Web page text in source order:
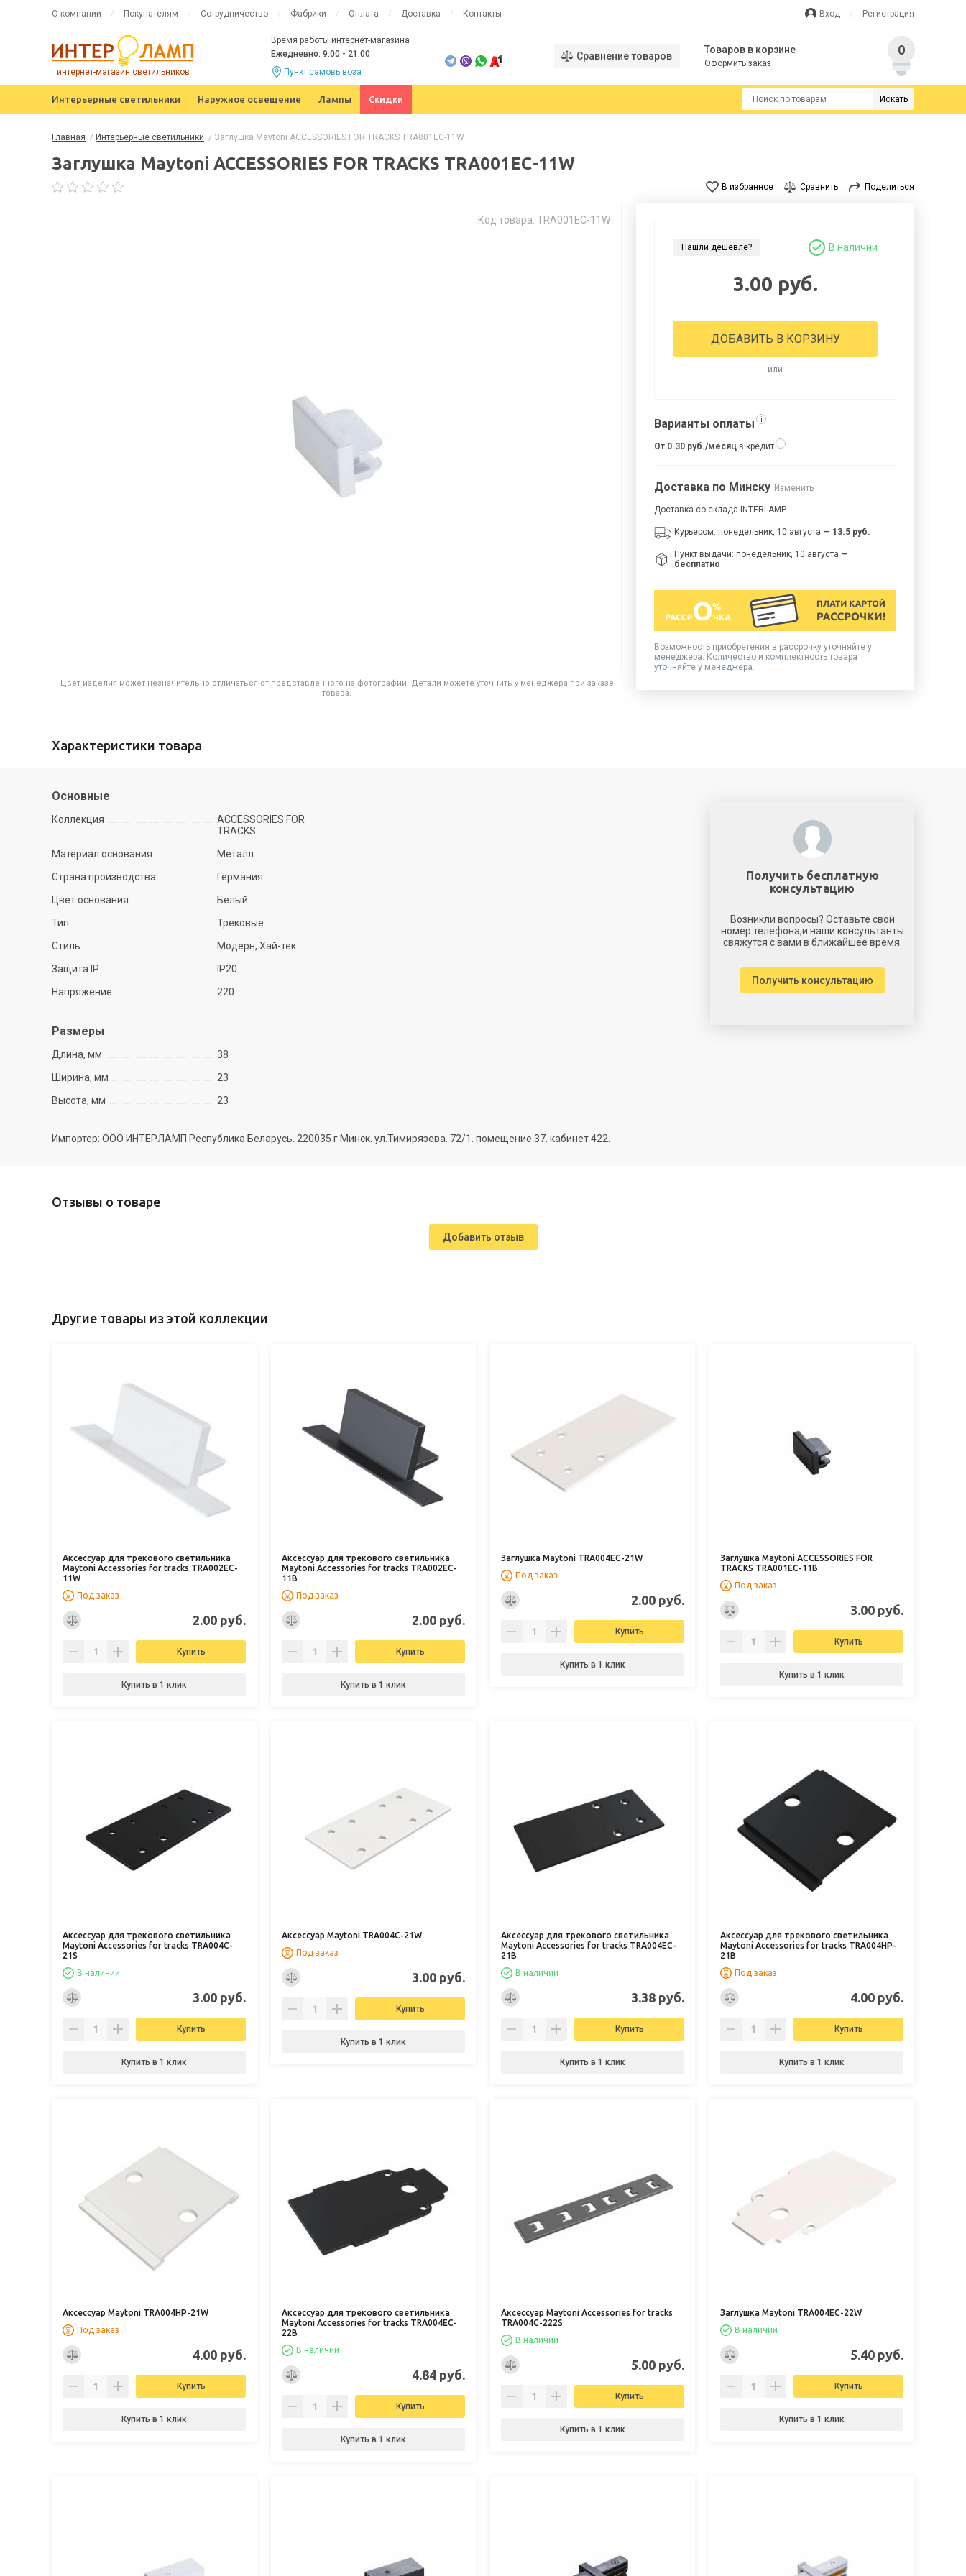
О компании Покупателям Сотрудничество Фабрики Оплата Доставка Контакты Вход Регистрация
интернет-магазин светильников
Время работы интернет-магазина
Ежедневно: 9:00 - 21:00
Пункт самовывоза
Сравнение товаров
Товаров в корзине
Оформить заказ
0
Интерьерные светильники Наружное освещение Лампы Скидки Искать
Главная / Интерьерные светильники / Заглушка Maytoni ACCESSORIES FOR TRACKS TRA001EC-11W
Заглушка Maytoni ACCESSORIES FOR TRACKS TRA001EC-11W
В избранное Сравнить Поделиться
Код товара: TRA001EC-11W
Цвет изделия может незначительно отличаться от представленного на фотографии. Детали можете уточнить у менеджера при заказе
товара.
Нашли дешевле? В наличии
3.00 руб.
ДОБАВИТЬ В КОРЗИНУ
— или —
Варианты оплаты i
От 0.30 руб./месяц в кредит i
Доставка по Минску Изменить
Доставка со склада INTERLAMP
Курьером: понедельник, 10 августа — 13.5 руб.
Пункт выдачи: понедельник, 10 августа —
бесплатно
Возможность приобретения в рассрочку уточняйте у
менеджера. Количество и комплектность товара
уточняйте у менеджера.
Характеристики товара
Основные
Коллекция
ACCESSORIES FOR
TRACKS
Материал основания
Металл
Страна производства
Германия
Цвет основания
Белый
Тип
Трековые
Стиль
Модерн, Хай-тек
Защита IP
IP20
Напряжение
220
Размеры
Длина, мм
38
Ширина, мм
23
Высота, мм
23
Импортер: ООО ИНТЕРЛАМП Республика Беларусь. 220035 г.Минск. ул.Тимирязева. 72/1. помещение 37. кабинет 422.
Получить бесплатную
консультацию
Возникли вопросы? Оставьте свой
номер телефона,и наши консультанты
свяжутся с вами в ближайшее время.
Получить консультацию
Отзывы о товаре
Добавить отзыв
Другие товары из этой коллекции
Аксессуар для трекового светильника
Maytoni Accessories for tracks TRA002EC-
11W
Под заказ
2.00 руб.
Купить
Купить в 1 клик
Аксессуар для трекового светильника
Maytoni Accessories for tracks TRA002EC-
11B
Под заказ
2.00 руб.
Купить
Купить в 1 клик
Заглушка Maytoni TRA004EC-21W
Под заказ
2.00 руб.
Купить
Купить в 1 клик
Заглушка Maytoni ACCESSORIES FOR
TRACKS TRA001EC-11B
Под заказ
3.00 руб.
Купить
Купить в 1 клик
Аксессуар для трекового светильника
Maytoni Accessories for tracks TRA004C-
21S
В наличии
3.00 руб.
Купить
Купить в 1 клик
Аксессуар Maytoni TRA004C-21W
Под заказ
3.00 руб.
Купить
Купить в 1 клик
Аксессуар для трекового светильника
Maytoni Accessories for tracks TRA004EC-
21B
В наличии
3.38 руб.
Купить
Купить в 1 клик
Аксессуар для трекового светильника
Maytoni Accessories for tracks TRA004HP-
21B
Под заказ
4.00 руб.
Купить
Купить в 1 клик
Аксессуар Maytoni TRA004HP-21W
Под заказ
4.00 руб.
Купить
Купить в 1 клик
Аксессуар для трекового светильника
Maytoni Accessories for tracks TRA004EC-
22B
В наличии
4.84 руб.
Купить
Купить в 1 клик
Аксессуар Maytoni Accessories for tracks
TRA004C-222S
В наличии
5.00 руб.
Купить
Купить в 1 клик
Заглушка Maytoni TRA004EC-22W
В наличии
5.40 руб.
Купить
Купить в 1 клик